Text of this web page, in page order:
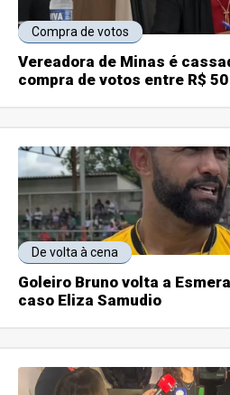
Compra de votos
Vereadora de Minas é
compra de votos entre R$ 50
De volta à cena
Goleiro Bruno volta a
caso Eliza Samudio